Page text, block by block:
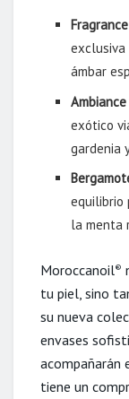
exclusiva
ámbar
exótico
gardenia
equilibrio
la menta
Moroccanoil®
tu piel, sino
su nueva
envases
acompañarán
tiene un